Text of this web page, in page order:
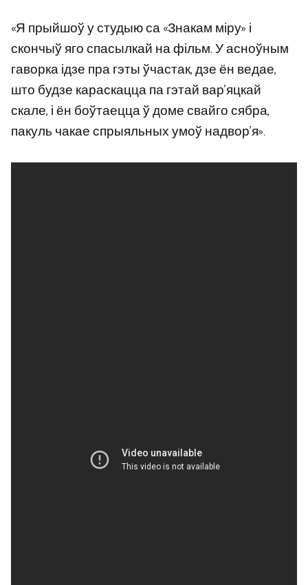
«Я прыйшоў у студыю са «Знакам міру» і
скончыў яго спасылкай на фільм. У асноўным
гаворка ідзе пра гэты ўчастак, дзе ён ведае,
што будзе караскацца па гэтай вар’яцкай
скале, і ён боўтаецца ў доме свайго сябра,
пакуль чакае спрыяльных умоў надвор’я».